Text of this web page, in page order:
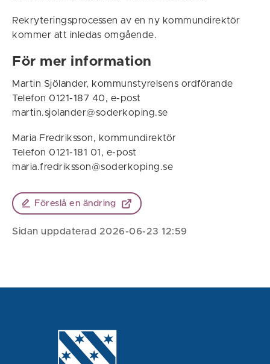
Rekryteringsprocessen av en ny kommundirektör
kommer att inledas omgående.
För mer information
Martin Sjölander, kommunstyrelsens ordförande
Telefon 0121-187 40, e-post
martin.sjolander@soderkoping.se
Maria Fredriksson, kommundirektör
Telefon 0121-181 01, e-post
maria.fredriksson@soderkoping.se
Föreslå en ändring
Sidan uppdaterad 2026-06-23 12:59